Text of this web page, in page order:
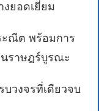
ยอดเยี่ยม
ณีต พร้อมการ
ราษฎร์บูรณะ
บวงจรที่เดียวจบ